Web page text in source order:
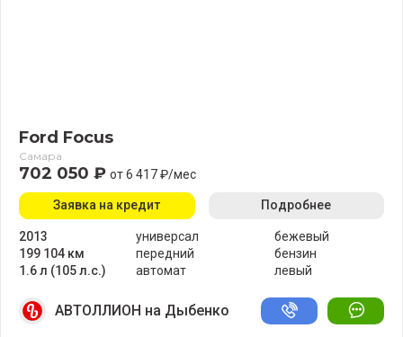
Ford Focus
Самара
702 050 ₽ от 6 417 ₽/мес
2013
199 104 км
1.6 л (105 л.с.)
универсал
передний
автомат
бежевый
бензин
левый
Заявка на кредит Подробнее
АВТОЛЛИОН на Дыбенко